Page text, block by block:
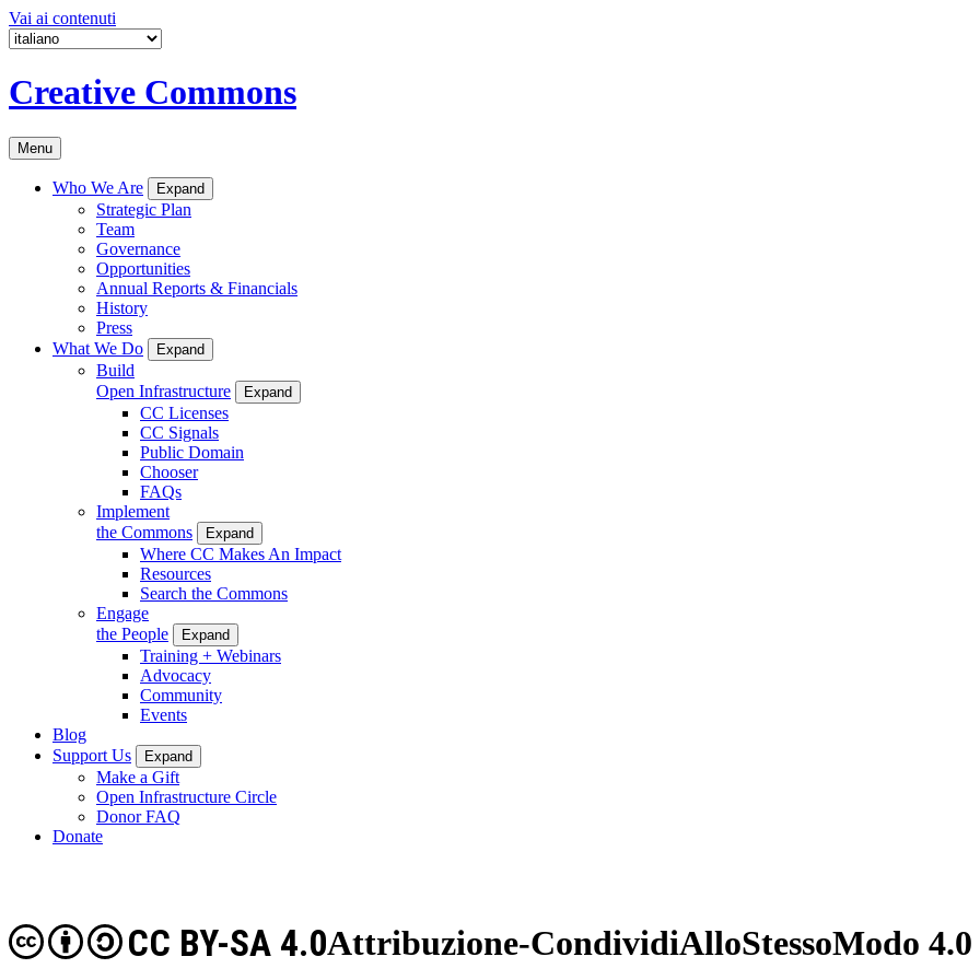
Vai ai contenuti
Creative Commons
Menu
Who We Are Expand
Strategic Plan
Team
Governance
Opportunities
Annual Reports & Financials
History
Press
What We Do
Expand
Build
Open Infrastructure
Expand
CC Licenses
CC Signals
Public Domain
Chooser
FAQs
Implement
the Commons
Expand
Where CC Makes An Impact
Resources
Search the Commons
Engage
the People
Expand
Training + Webinars
Advocacy
Community
Events
Blog
Support Us
Expand
Make a Gift
Open Infrastructure Circle
Donor FAQ
Donate
Attribuzione-CondividiAlloStessoModo
CC BY-SA 4.0